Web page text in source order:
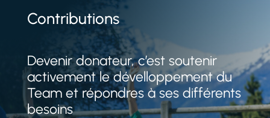
Contributions
Devenir donateur, c’est soutenir
activement le dévelloppement du
Team et répondres à ses différents
besoins